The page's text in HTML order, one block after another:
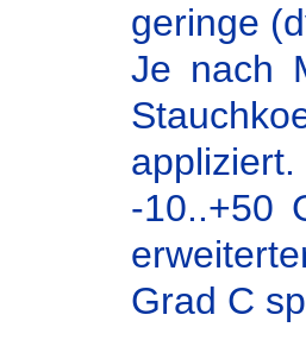
geringe
Je nach
-10..+50
Grad C